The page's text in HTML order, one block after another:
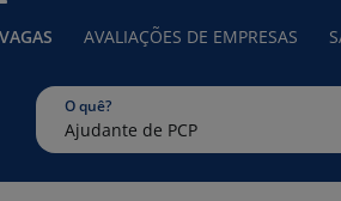
AVALIAÇÕES DE EMPRESAS
O quê?